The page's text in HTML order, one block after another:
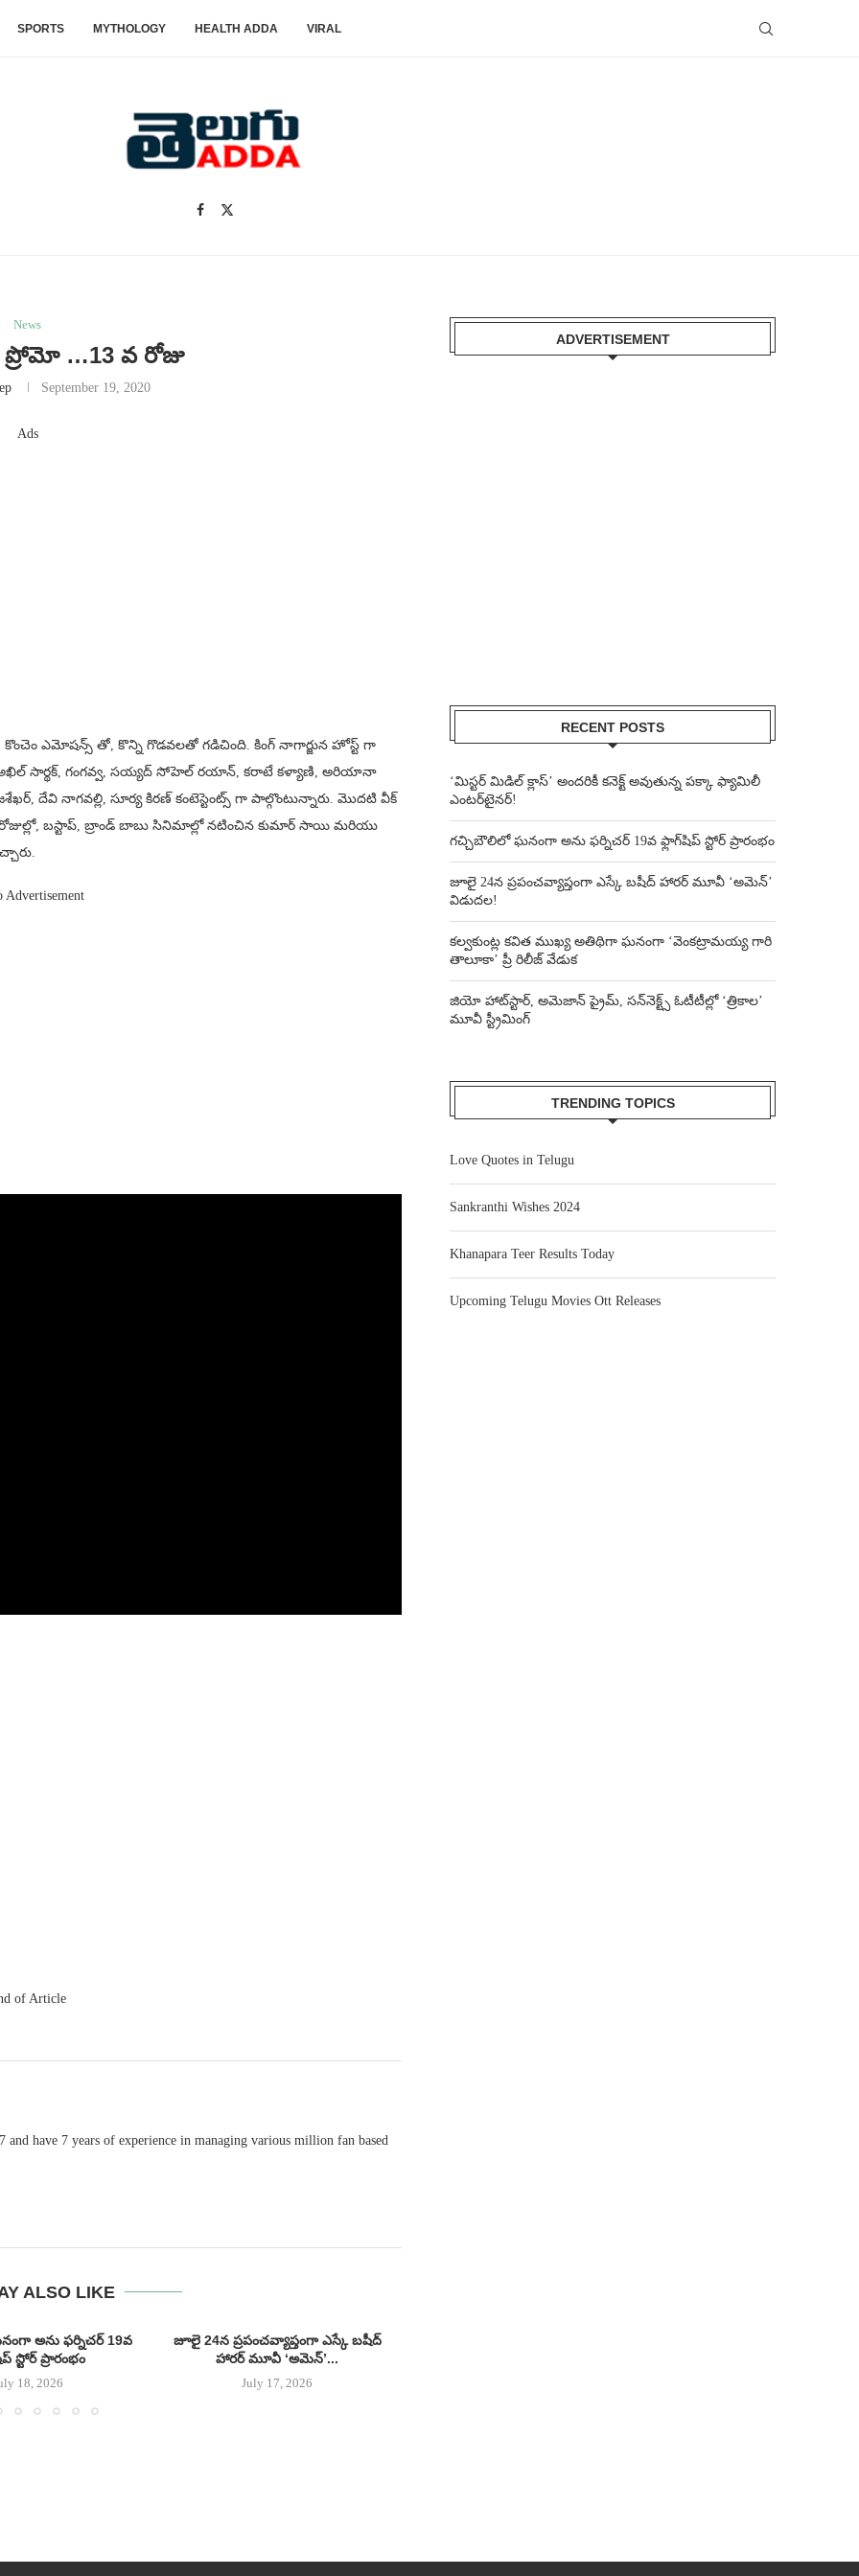
SPORTS MYTHOLOGY HEALTH ADDA VIRAL
News
…13 వ రోజు
September 19, 2020
Ads
ఎమోషన్స్ తో, కొన్ని గొడవలతో గడిచింది. కింగ్ నాగార్జున హోస్ట్ గా
సార్థక్, గంగవ్వ, సయ్యద్ సోహెల్ రయాన్, కరాటే కళ్యాణి, అరియానా
దేవి నాగవల్లి, సూర్య కిరణ్ కంటెస్టెంట్స్ గా పాల్గొంటున్నారు. మొదటి వీక్
బస్టాప్, బ్రాండ్ బాబు సినిమాల్లో నటించిన కుమార్ సాయి మరియు
Advertisement
of Article
and have 7 years of experience in managing various million fan based
ALSO LIKE
అను ఫర్నిచర్ 19వ
స్టోర్ ప్రారంభం
18, 2026
జూలై 24న ప్రపంచవ్యాప్తంగా ఎస్కే బషీద్‌
హారర్ మూవీ ‘అమెన్’...
July 17, 2026
ADVERTISEMENT
RECENT POSTS
‘మిస్టర్ మిడిల్ క్లాస్’ అందరికీ కనెక్ట్ అవుతున్న పక్కా ఫ్యామిలీ
ఎంటర్‌టైనర్!
గచ్చిబౌలిలో ఘనంగా అను ఫర్నిచర్ 19వ ఫ్లాగ్‌షిప్ స్టోర్ ప్రారంభం
జూలై 24న ప్రపంచవ్యాప్తంగా ఎస్కే బషీద్‌ హారర్ మూవీ ‘అమెన్’
విడుదల!
కల్వకుంట్ల కవిత ముఖ్య అతిథిగా ఘనంగా ‘వెంకట్రామయ్య గారి
తాలూకా’ ప్రీ రిలీజ్ వేడుక
జియో హాట్‌స్టార్, అమెజాన్ ప్రైమ్, సన్‌నెక్ట్స్ ఓటీటీల్లో ‘త్రికాల’
మూవీ స్ట్రీమింగ్
TRENDING TOPICS
Love Quotes in Telugu
Sankranthi Wishes 2024
Khanapara Teer Results Today
Upcoming Telugu Movies Ott Releases